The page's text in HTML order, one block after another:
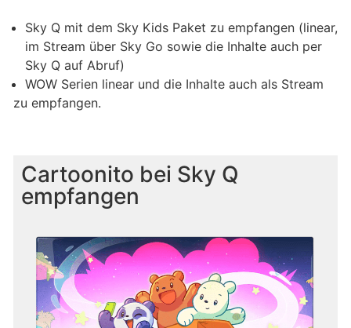
Sky Q mit dem Sky Kids Paket zu empfangen (linear,
im Stream über Sky Go sowie die Inhalte auch per
Sky Q auf Abruf)
WOW Serien linear und die Inhalte auch als Stream
zu empfangen.
Cartoonito bei Sky Q
empfangen